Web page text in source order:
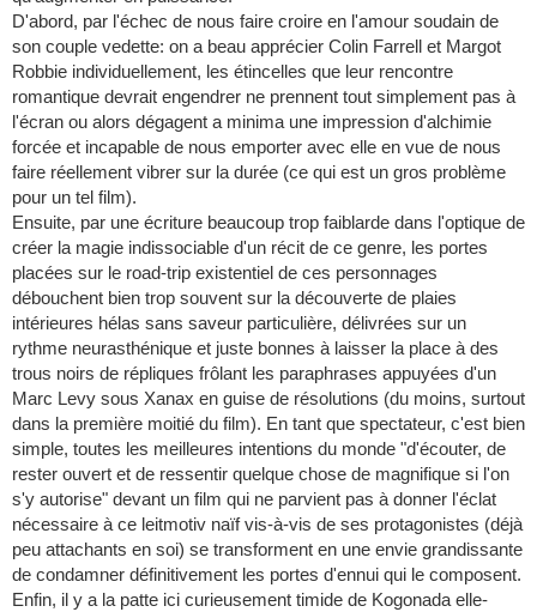
D'abord, par l'échec de nous faire croire en l'amour soudain de
son couple vedette: on a beau apprécier Colin Farrell et Margot
Robbie individuellement, les étincelles que leur rencontre
romantique devrait engendrer ne prennent tout simplement pas à
l'écran ou alors dégagent a minima une impression d'alchimie
forcée et incapable de nous emporter avec elle en vue de nous
faire réellement vibrer sur la durée (ce qui est un gros problème
pour un tel film).
Ensuite, par une écriture beaucoup trop faiblarde dans l'optique de
créer la magie indissociable d'un récit de ce genre, les portes
placées sur le road-trip existentiel de ces personnages
débouchent bien trop souvent sur la découverte de plaies
intérieures hélas sans saveur particulière, délivrées sur un
rythme neurasthénique et juste bonnes à laisser la place à des
trous noirs de répliques frôlant les paraphrases appuyées d'un
Marc Levy sous Xanax en guise de résolutions (du moins, surtout
dans la première moitié du film). En tant que spectateur, c'est bien
simple, toutes les meilleures intentions du monde "d'écouter, de
rester ouvert et de ressentir quelque chose de magnifique si l'on
s'y autorise" devant un film qui ne parvient pas à donner l'éclat
nécessaire à ce leitmotiv naïf vis-à-vis de ses protagonistes (déjà
peu attachants en soi) se transforment en une envie grandissante
de condamner définitivement les portes d'ennui qui le composent.
Enfin, il y a la patte ici curieusement timide de Kogonada elle-